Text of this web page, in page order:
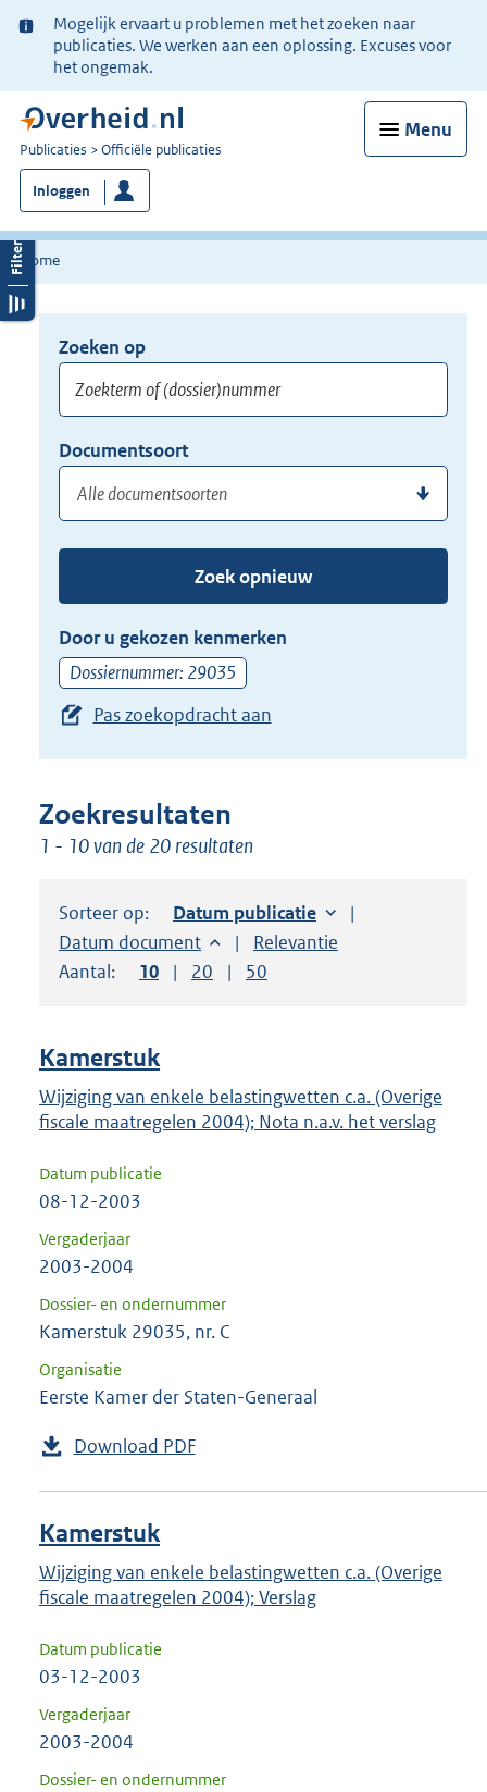
Ter
informatie:
Mogelijk ervaart u problemen met het zoeken naar
publicaties. We werken aan een oplossing. Excuses voor
het ongemak.
Menu
U
bent
nu
hier:
Publicaties Officiële publicaties
Inloggen
Home
Opnieuw
zoeken:
Zoeken op
of
(dossier)nummer
hier
uw
zoekterm
of
(dossier)nummer
in
Documentsoort
of
de
pijl
beneden
toets
suggesties.
Druk
om
uw
keuze
te
Zoek opnieuw
Door u gekozen kenmerken
Dossiernummer: 29035
Pas zoekopdracht aan
Zoekresultaten
1 - 10 van de 20 resultaten
Sorteer op: Sorteer op:
Datum publicatie
Sorteer op:
Datum document Sorteer op:
Relevantie
Aantal:
Toon
10 resultaten per pagina
Toon
20 resultaten per pagina
Toon
50
Kamerstuk
Wijziging van enkele belastingwetten c.a. (Overige
fiscale maatregelen 2004); Nota n.a.v. het verslag
Datum publicatie
08-12-2003
Vergaderjaar
2003-2004
Dossier- en ondernummer
Kamerstuk 29035, nr. C
Organisatie
Eerste Kamer der Staten-Generaal
Download PDF
Kamerstuk
Wijziging van enkele belastingwetten c.a. (Overige
fiscale maatregelen 2004); Verslag
Datum publicatie
03-12-2003
Vergaderjaar
2003-2004
Dossier- en ondernummer